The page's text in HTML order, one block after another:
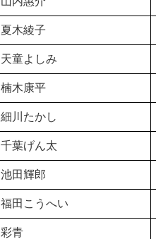
夏木綾子
天童よしみ
楠木康平
細川たかし
千葉げん太
池田輝郎
福田こうへい
彩青